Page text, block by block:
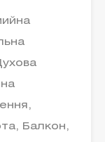
Балкон,